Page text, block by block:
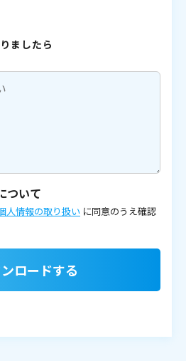
ましたら
ついて
人情報の取り扱い に同意のうえ確認
ロードする